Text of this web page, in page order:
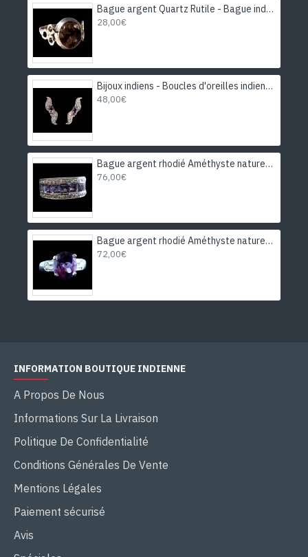
Bague argent Quartz Rutile - Bague indienne - Bijoux indiens
28,00€
Bijoux indiens - Boucles d'oreilles indiennes rhodiées Améthyste
48,00€
Bague argent rhodié Améthyste naturelle
76,00€
Bague argent rhodié Améthyste naturelle
72,00€
INFORMATION BOUTIQUE INDIENNE
A Propos De Nous
Informations Sur La Livraison
Politique De Confidentialité
Conditions Générales De Vente
Mentions Légales
Paiement sécurisé
Avis